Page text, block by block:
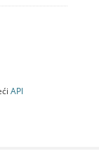
API